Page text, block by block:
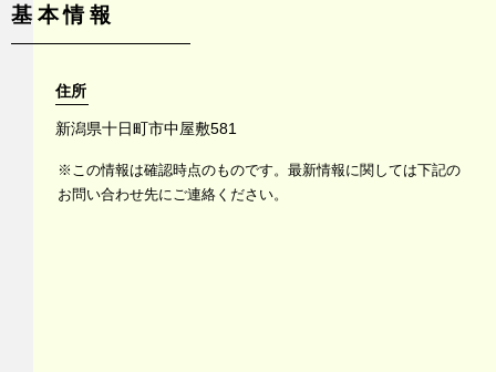
基本情報
住所
新潟県十日町市中屋敷581
※この情報は確認時点のものです。最新情報に関しては下記の
お問い合わせ先にご連絡ください。